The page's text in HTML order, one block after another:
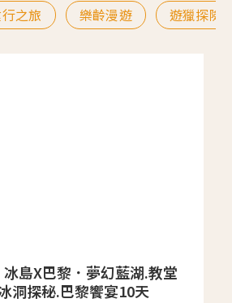
之旅 樂齡漫遊 遊獵探險
冰島X巴黎．夢幻藍湖.教堂
洞探秘.巴黎饗宴10天